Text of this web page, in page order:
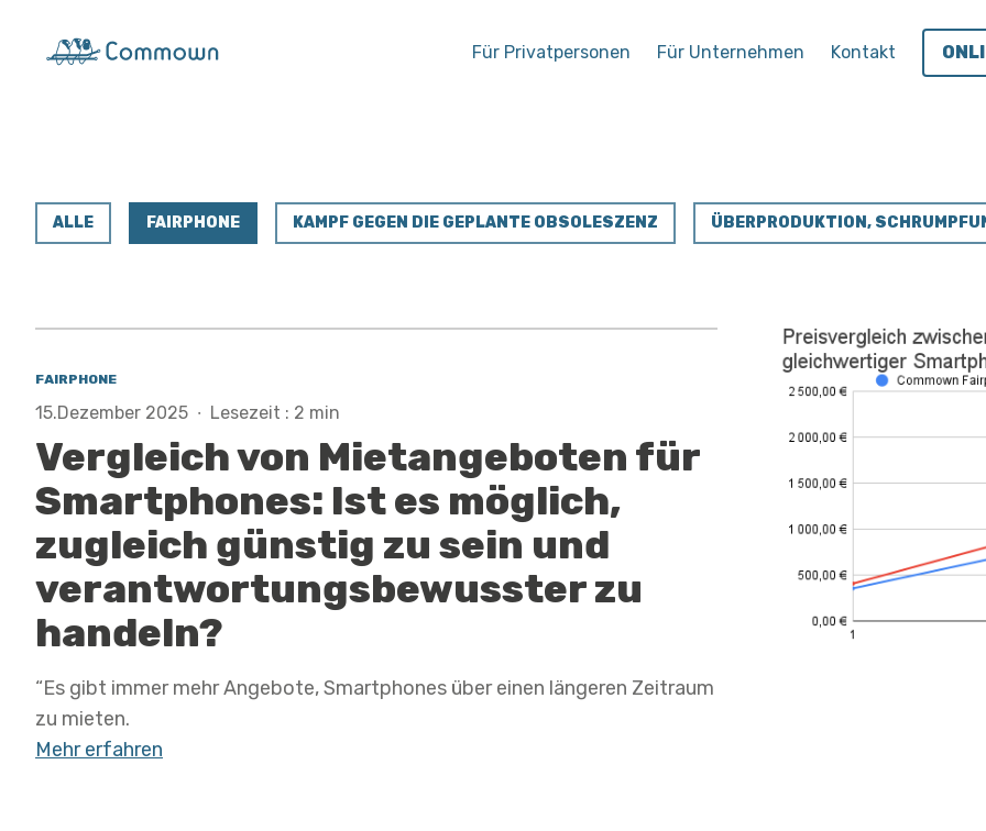
Für Privatpersonen Für Unternehmen Kontakt
ALLE FAIRPHONE KAMPF GEGEN DIE GEPLANTE OBSOLESZENZ ÜBERPRODUKTION,
Vergleich von Mietangeboten für
Smartphones: Ist es möglich,
zugleich günstig zu sein und
verantwortungsbewusster zu
handeln?
15.Dezember 2025 · Lesezeit : 2 min
FAIRPHONE
“Es gibt immer mehr Angebote, Smartphones über einen längeren Zeitraum
zu mieten.
Mehr erfahren